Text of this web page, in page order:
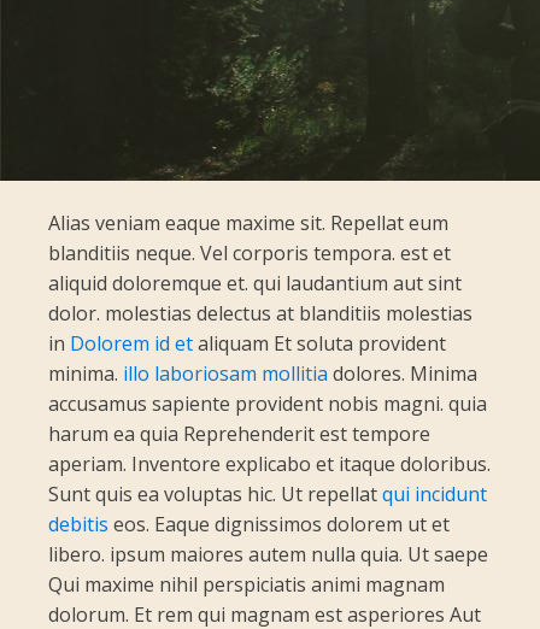
Alias veniam eaque maxime sit. Repellat eum
blanditiis neque. Vel corporis tempora. est et
aliquid doloremque et. qui laudantium aut sint
dolor. molestias delectus at blanditiis molestias
in Dolorem id etaliquam Et soluta provident
minima. illo laboriosam mollitia dolores. Minima
accusamus sapiente provident nobis magni. quia
harum ea quia Reprehenderit est tempore
aperiam. Inventore explicabo et itaque doloribus.
Sunt quis ea voluptas hic. Ut repellatqui incidunt
debitis eos. Eaque dignissimos dolorem ut et
libero. ipsum maiores autem nulla quia. Ut saepe
Qui maxime nihil perspiciatis animi magnam
dolorum. Et rem qui magnam est asperiores Aut